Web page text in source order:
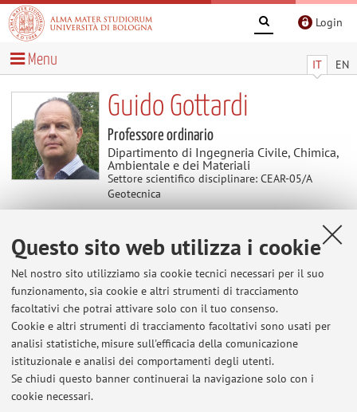
Questo sito web utilizza i cookie
Nel nostro sito utilizziamo sia cookie tecnici necessari per il suo
funzionamento, sia cookie e altri strumenti di tracciamento
facoltativi che potrai attivare solo con il tuo consenso.
Cookie e altri strumenti di tracciamento facoltativi sono usati per
analisi statistiche, misure sull'efficacia della comunicazione
istituzionale e analisi dei comportamenti degli utenti.
Se chiudi questo banner continuerai la navigazione solo con i
cookie necessari.
Login
IT EN
Menu
Guido Gottardi
Professore ordinario
Dipartimento di Ingegneria Civile, Chimica,
Ambientale e dei Materiali
Settore scientifico disciplinare: CEAR-05/A
Geotecnica
Avvisi
Orario di ricevimento
Martedì, dalle 11 alle 13 Per appuntamento, tramite
email
Pubblicato il: 28 aprile 2022